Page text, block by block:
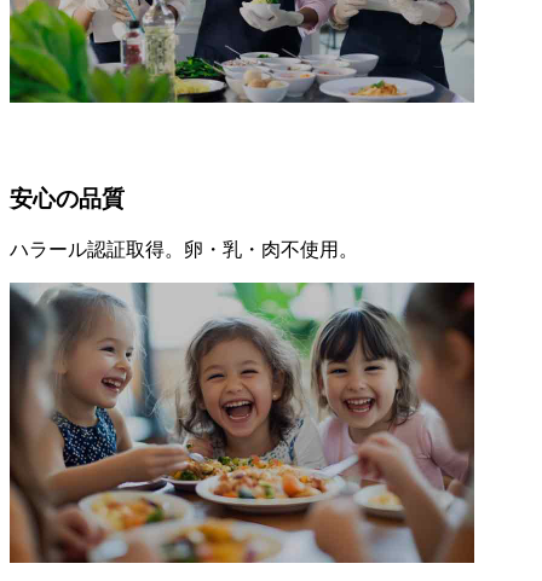
安心の品質
ハラール認証取得。卵・乳・肉不使用。